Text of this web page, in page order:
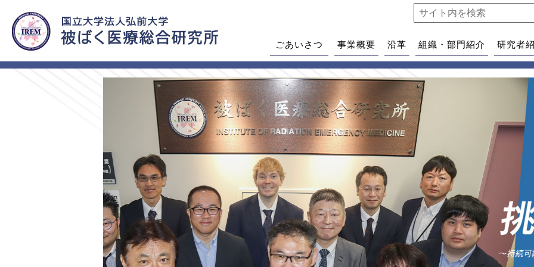
ごあいさつ 事業概要 沿革 組織・部門紹介 研究者